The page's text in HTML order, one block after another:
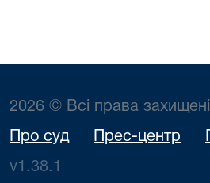
2026 © Всі права захищені
Про суд Прес-центр
v1.38.1